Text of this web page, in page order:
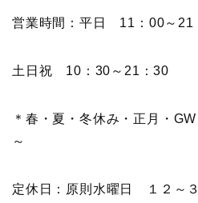
営業時間：平日 11：00～21
土日祝 10：30～21：30
＊春・夏・冬休み・正月・
～
定休日：原則水曜日 １２～